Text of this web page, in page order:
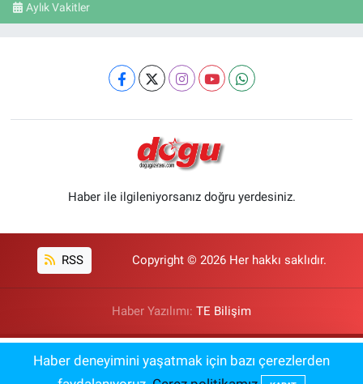
Aylık Vakitler
Haber ile ilgileniyorsanız doğru yerdesiniz.
RSS Copyright © 2026 Her hakkı saklıdır.
Haber Yazılımı: TE Bilişim
Haber deneyimini yaşatmak için bazı çerezlerden
09:00 Kurutma Makinesi Seçiminde En Avantajlı
Yöntem!